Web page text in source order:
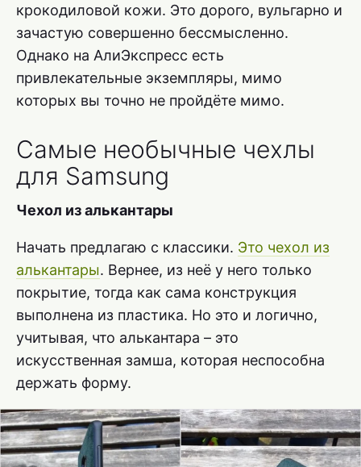
крокодиловой кожи. Это дорого, вульгарно и
зачастую совершенно бессмысленно.
Однако на АлиЭкспресс есть
привлекательные экземпляры, мимо
которых вы точно не пройдёте мимо.
Самые необычные чехлы
для Samsung
Чехол из алькантары
Начать предлагаю с классики. Это чехол из
алькантары. Вернее, из неё у него только
покрытие, тогда как сама конструкция
выполнена из пластика. Но это и логично,
учитывая, что алькантара – это
искусственная замша, которая неспособна
держать форму.